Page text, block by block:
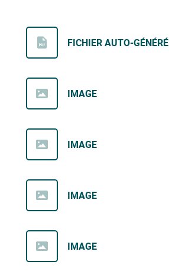
FICHIER AUTO-GÉNÉRÉ
IMAGE
IMAGE
IMAGE
IMAGE